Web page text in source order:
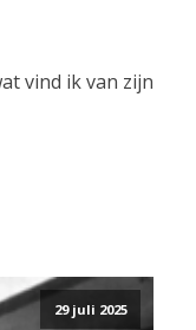
vind ik van zijn
29 juli 2025